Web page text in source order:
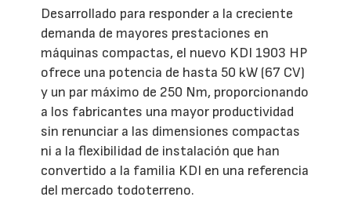
Desarrollado para responder a la creciente
demanda de mayores prestaciones en
máquinas compactas, el nuevo KDI 1903 HP
ofrece una potencia de hasta 50 kW (67 CV)
y un par máximo de 250 Nm, proporcionando
a los fabricantes una mayor productividad
sin renunciar a las dimensiones compactas
ni a la flexibilidad de instalación que han
convertido a la familia KDI en una referencia
del mercado todoterreno.